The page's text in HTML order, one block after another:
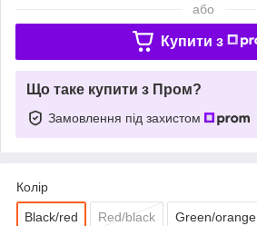
або
Купити з
Що таке купити з Пром?
Замовлення під захистом
Колір
Black/red Red/black Green/orange